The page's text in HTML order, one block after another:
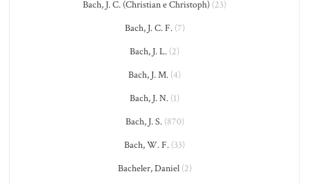
Bach, J. C. (Christian e Christoph) (23)
Bach, J. C. F.(7)
Bach, J. L. (2)
Bach, J. M. (4)
Bach, J. N. (1)
Bach, J. S.(870)
Bach, W. F. (33)
Bacheler, Daniel(2)